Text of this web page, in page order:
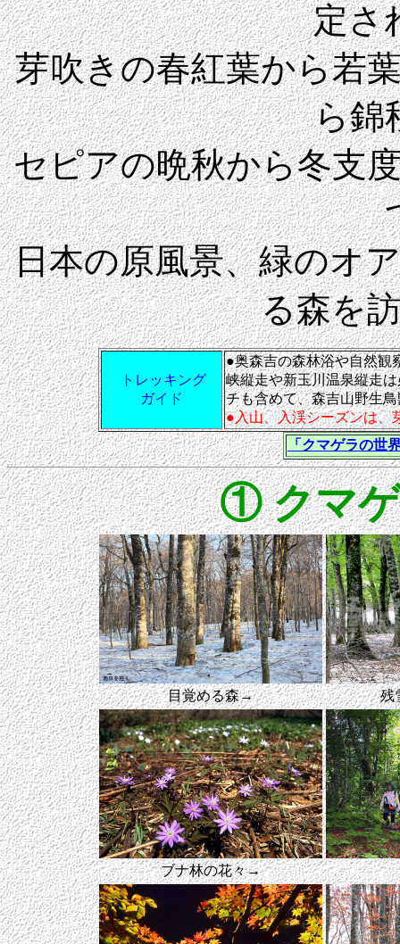
定さ
芽吹きの春紅葉から若
ら錦
セピアの晩秋から冬支
日本の原風景、緑のオ
る森を
トレッキング
ガイド
●奥森吉の森林浴や自然観
峡縦走や新玉川温泉縦走
チも含めて、森吉山野生
●入山、入渓シーズンは、
「クマゲラの世
① クマ
目覚める森→ 残
ブナ林の花々→